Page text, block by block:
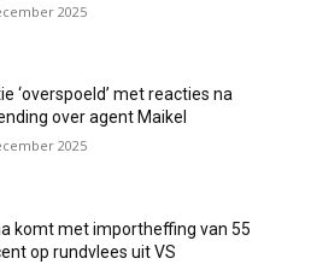
2025
‘overspoeld’ met reacties na
over agent Maikel
2025
komt met importheffing van 55
op rundvlees uit VS